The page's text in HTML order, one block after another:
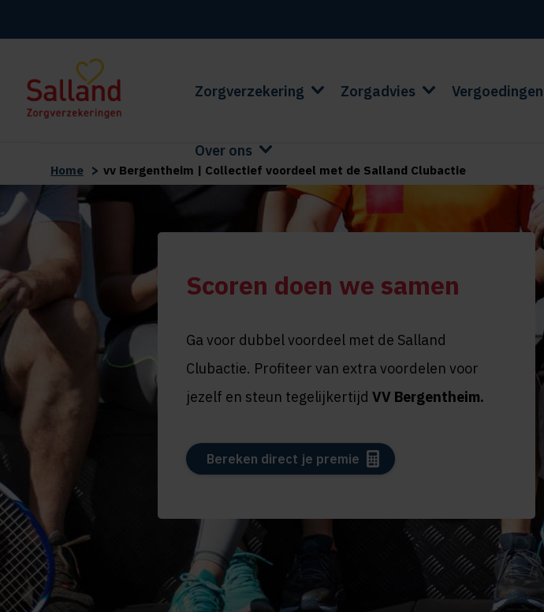
Zorgverzekering Zorgadvies Vergoedingen
Over ons
Home > vv Bergentheim | Collectief voordeel met de Salland Clubactie
Scoren doen we samen
Ga voor dubbel voordeel met de Salland
Clubactie. Profiteer van extra voordelen voor
jezelf en steun tegelijkertijd VV Bergentheim.
Bereken direct je premie